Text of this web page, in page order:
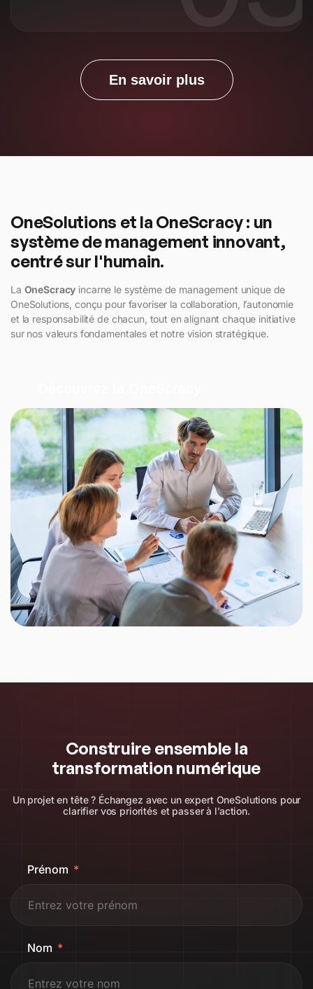
En savoir plus
OneSolutions et la OneScracy : un
système de management innovant,
centré sur l'humain.
La OneScracy incarne le système de management unique de
OneSolutions, conçu pour favoriser la collaboration, l’autonomie
et la responsabilité de chacun, tout en alignant chaque initiative
sur nos valeurs fondamentales et notre vision stratégique.
Construire ensemble la
transformation numérique
Un projet en tête ? Échangez avec un expert OneSolutions pour
clarifier vos priorités et passer à l’action.
Prénom
Nom